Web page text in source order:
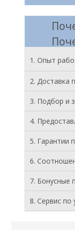
1. Опыт
2. Доставка
3. Подбор и
4.
5. Гарантии
6.
7. Бонусные
8. Cервис по